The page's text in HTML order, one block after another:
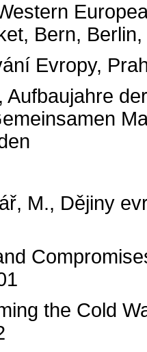
Bern,
Evropy,
Aufbaujahre
M., Dějiny
the Cold